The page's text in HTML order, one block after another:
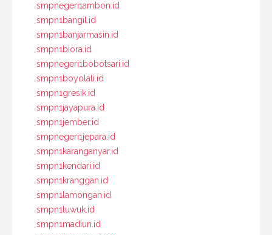
smpnegeri1ambon.id
smpn1bangil.id
smpn1banjarmasin.id
smpn1biora.id
smpnegeri1bobotsari.id
smpn1boyolali.id
smpn1gresik.id
smpn1jayapura.id
smpn1jember.id
smpnegeri1jepara.id
smpn1karanganyar.id
smpn1kendari.id
smpn1kranggan.id
smpn1lamongan.id
smpn1luwuk.id
smpn1madiun.id